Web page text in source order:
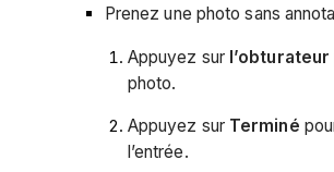
Prenez une photo sans
Appuyez sur l’obturateur
photo.
Appuyez sur Terminé
l’entrée.